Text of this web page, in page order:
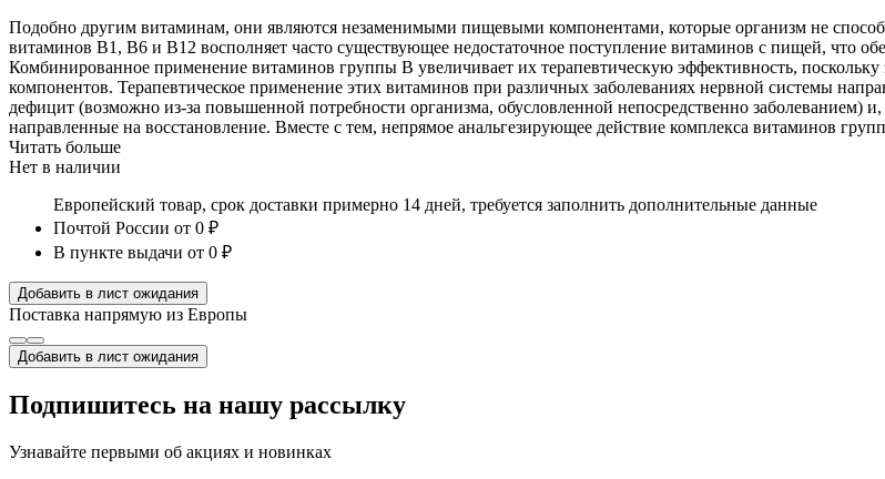
Подобно другим витаминам, они являются незаменимыми пищевыми компонентами, которые организм не
витаминов В1, В6 и В12 восполняет часто существующее недостаточное поступление витаминов с пищей, что
Комбинированное применение витаминов группы В увеличивает их терапевтическую эффективность,
компонентов. Терапевтическое применение этих витаминов при различных заболеваниях нервной системы
дефицит (возможно из-за повышенной потребности организма, обусловленной непосредственно заболеванием)
направленные на восстановление. Вместе с тем, непрямое анальгезирующее действие комплекса витаминов
Читать больше
Нет в наличии
Европейский товар, срок доставки примерно 14 дней, требуется заполнить дополнительные данные
Почтой России от 0 ₽
В пункте выдачи от 0 ₽
Добавить в лист ожидания
Поставка напрямую из Европы
Добавить в лист ожидания
Подпишитесь на нашу рассылку
Узнавайте первыми об акциях и новинках